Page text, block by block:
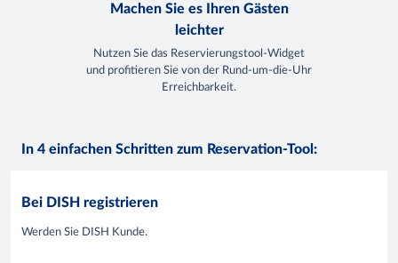
Machen Sie es Ihren Gästen
leichter
Nutzen Sie das Reservierungstool-Widget
und profitieren Sie von der Rund-um-die-Uhr
Erreichbarkeit.
In 4 einfachen Schritten zum Reservation-Tool:
Bei DISH registrieren
Werden Sie DISH Kunde.